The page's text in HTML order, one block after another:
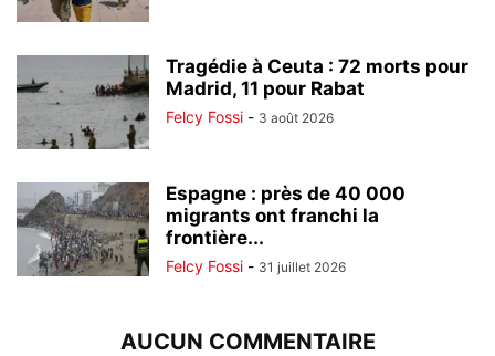
Tragédie à Ceuta : 72 morts pour
Madrid, 11 pour Rabat
Felcy Fossi - 3 août 2026
Espagne : près de 40 000
migrants ont franchi la
frontière...
Felcy Fossi - 31 juillet 2026
AUCUN COMMENTAIRE